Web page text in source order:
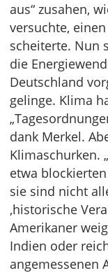
aus“ zusahen,
versuchte,
scheiterte. Nun
die
Deutschland
gelinge. Klima
dank Merkel.
Klimaschurken.
etwa
sie sind nicht
‚historische
Amerikaner
Indien oder
angemessenen